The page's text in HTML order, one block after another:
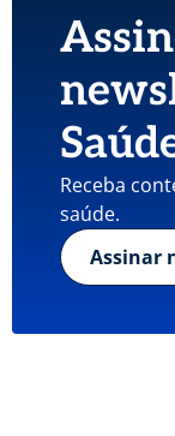
Receba
saúde.
Assinar